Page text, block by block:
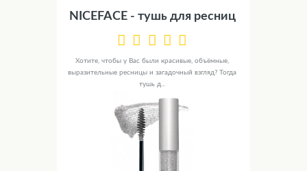
NICEFACE - тушь для ресниц
Хотите, чтобы у Вас были красивые, объёмные,
выразительные ресницы и загадочный взгляд? Тогда
тушь д...